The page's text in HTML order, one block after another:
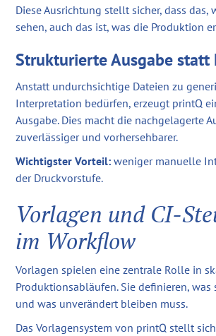
Diese Ausrichtung stellt sicher, dass das,
sehen, auch das ist, was die Produktion
Strukturierte Ausgabe statt
Anstatt undurchsichtige Dateien zu
Interpretation bedürfen, erzeugt printQ
Ausgabe. Dies macht die nachgelagerte
zuverlässiger und vorhersehbarer.
Wichtigster Vorteil: weniger manuelle
der Druckvorstufe.
Vorlagen und CI-
im Workflow
Vorlagen spielen eine zentrale Rolle in
Produktionsabläufen. Sie definieren, was
und was unverändert bleiben muss.
Das Vorlagensystem von printQ stellt